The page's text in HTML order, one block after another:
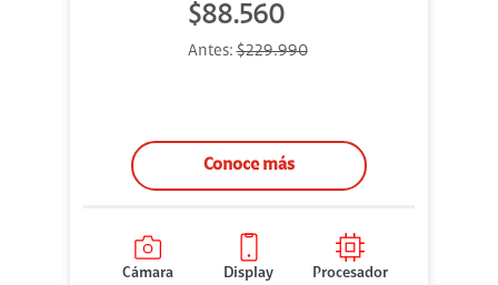
$88.560
Antes:$229.990
Conoce más
Cámara
Display
Procesador